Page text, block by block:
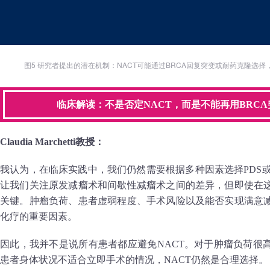
图5 研究者提出的潜在机制：NACT可能通过BRCA回复突变或耐药克隆选择
临床解读：不是否定NACT，而是不能再用
Claudia Marchetti教授：
我认为，在临床实践中，我们仍然需要根据多种因素选择PDS
让我们关注原发减瘤术和间歇性减瘤术之间的差异，但即使在
关键。肿瘤负荷、患者虚弱程度、手术风险以及能否实现满意
化疗的重要因素。
因此，我并不是说所有患者都应避免NACT。对于肿瘤负荷很
患者身体状况不适合立即手术的情况，NACT仍然是合理选择。